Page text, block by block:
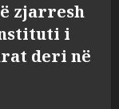
zjarresh
i
deri në